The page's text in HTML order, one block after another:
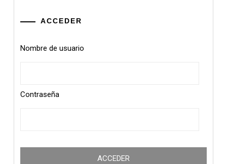
ACCEDER
Nombre de usuario
Contraseña